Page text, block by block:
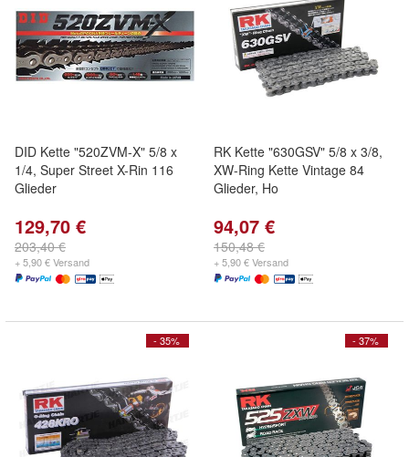
DID Kette "520ZVM-X" 5/8 x
1/4, Super Street X-Rin 116
Glieder
129,70 €
203,40 €
+ 5,90 € Versand
RK Kette "630GSV" 5/8 x 3/8,
XW-Ring Kette Vintage 84
Glieder, Ho
94,07 €
150,48 €
+ 5,90 € Versand
- 35% - 37%